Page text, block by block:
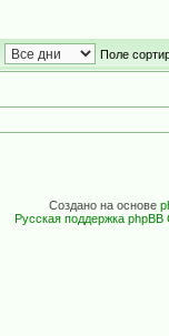
Поле
Создано на основе
Русская поддержка phpBB